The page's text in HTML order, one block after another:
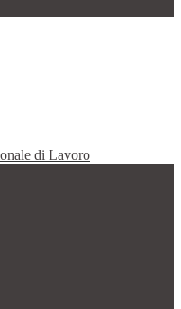
di Lavoro